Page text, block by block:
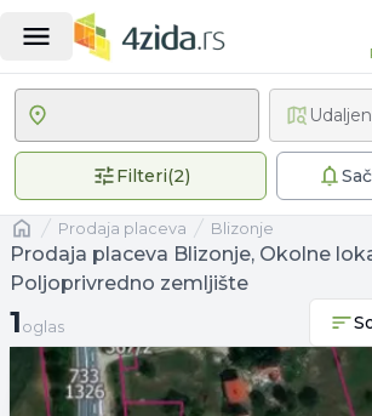
Filteri(2)2 primenjena filtera
Naslovnaprodaja placeva Blizonje
Prodaja placeva Blizonje, Okolne
Poljoprivredno zemljište
1 oglas
1 oglas